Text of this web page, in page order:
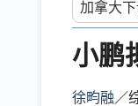
小鹏
徐畇融 ／